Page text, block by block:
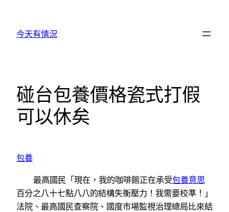
今天有情況
碰台包養價格瓷式打假
可以休矣
包養
最高國民「現在，我的咖啡館正在承受包養意思
百分之八十七點八八的結構失衡壓力！我需要校準！」
法院、最高國民查察院、國度市場監視治理總局比來結